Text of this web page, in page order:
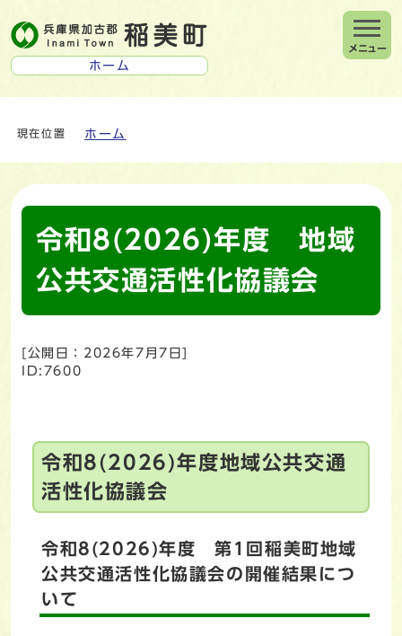
ホーム
メニュー
現在位置 ホーム
令和8(2026)年度 地域
公共交通活性化協議会
[公開日： 2026年7月7日]
ID:7600
令和8(2026)年度地域公共交通
活性化協議会
令和8(2026)年度 第1回稲美町地域
公共交通活性化協議会の開催結果につ
いて